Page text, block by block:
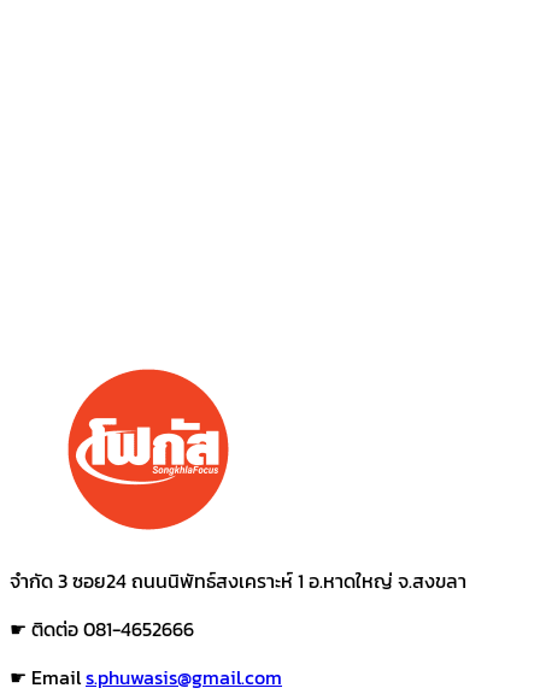
จำกัด 3 ซอย24 ถนนนิพัทธ์สงเคราะห์ 1 อ.หาดใหญ่ จ.สงขลา
☛ ติดต่อ 081-4652666
☛ Emails.phuwasis@gmail.com